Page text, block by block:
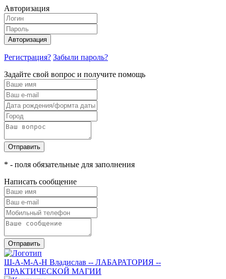
Авторизация
Авторизация
Регистрация? Забыли пароль?
Задайте свой вопрос и получите помощь
Отправить
* - поля обязательные для заполнения
Написать сообщение
Отправить
Ш-А-М-А-Н Владислав -- ЛАБАРАТОРИЯ --
ПРАКТИЧЕСКОЙ МАГИИ